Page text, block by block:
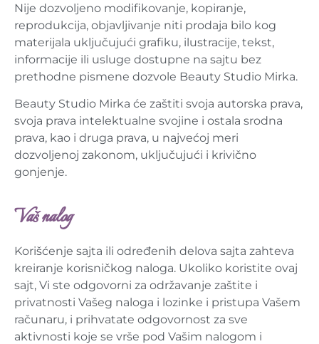
Nije dozvoljeno modifikovanje, kopiranje,
reprodukcija, objavljivanje niti prodaja bilo kog
materijala uključujući grafiku, ilustracije, tekst,
informacije ili usluge dostupne na sajtu bez
prethodne pismene dozvole Beauty Studio Mirka.
Beauty Studio Mirka će zaštiti svoja autorska prava,
svoja prava intelektualne svojine i ostala srodna
prava, kao i druga prava, u najvećoj meri
dozvoljenoj zakonom, uključujući i krivično
gonjenje.
Vaš nalog
Korišćenje sajta ili određenih delova sajta zahteva
kreiranje korisničkog naloga. Ukoliko koristite ovaj
sajt, Vi ste odgovorni za održavanje zaštite i
privatnosti Vašeg naloga i lozinke i pristupa Vašem
računaru, i prihvatate odgovornost za sve
aktivnosti koje se vrše pod Vašim nalogom i